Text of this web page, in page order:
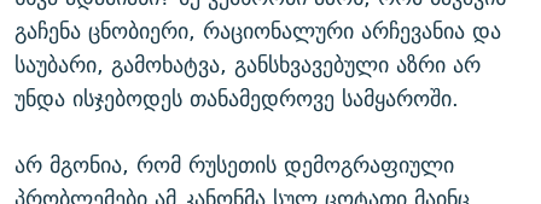
გაჩენა ცნობიერი, რაციონალური არჩევანია და
საუბარი, გამოხატვა, განსხვავებული აზრი არ
უნდა ისჯებოდეს თანამედროვე სამყაროში.
არ მგონია, რომ რუსეთის დემოგრაფიული